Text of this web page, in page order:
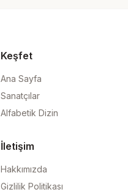
Keşfet
Ana Sayfa
Sanatçılar
Alfabetik Dizin
İletişim
Hakkımızda
Gizlilik Politikası